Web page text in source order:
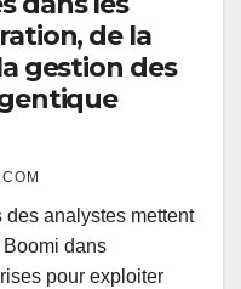
de la
gestion des
des analystes mettent
dans
pour exploiter